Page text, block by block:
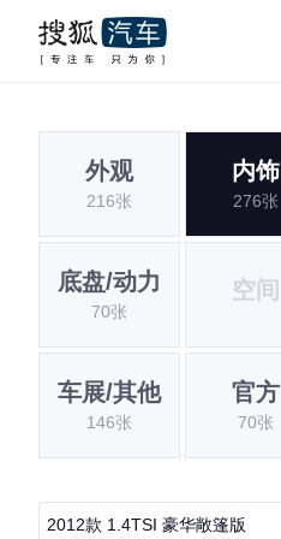
外观
216张
内饰
276张
底盘/动力
70张
空间
车展/其他
146张
官方
70张
2012款 1.4TSI 豪华敞篷版